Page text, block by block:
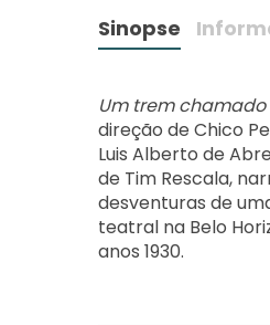
Sinopse
Um trem chamado
direção de Chico
Luis Alberto de
de Tim Rescala,
desventuras de
teatral na Belo
anos 1930.